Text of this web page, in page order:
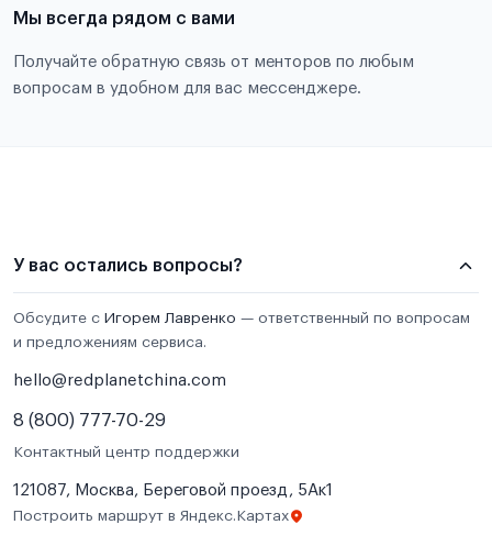
Мы всегда рядом с вами
Получайте обратную связь от менторов по любым
вопросам в удобном для вас мессенджере.
У вас остались вопросы?
Обсудите с Игорем Лавренко — ответственный по вопросам
и предложениям сервиса.
hello@redplanetchina.com
8 (800) 777-70-29
Контактный центр поддержки
121087, Москва, Береговой проезд, 5Ак1
Построить маршрут в Яндекс.Картах